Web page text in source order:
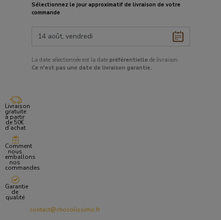
Sélectionnez le jour approximatif de livraison de votre
commande
La date sélectionnée est la date préférentielle de livraison.
Ce n'est pas une date de livraison garantie.
Livraison
gratuite
à partir
de 50€
d’achat
Comment
nous
emballons
nos
commandes
Garantie
de
qualité
contact@chocolissimo.fr